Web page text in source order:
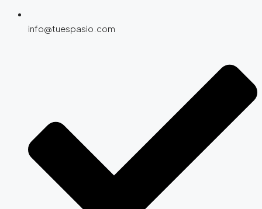
info@tuespasio.com